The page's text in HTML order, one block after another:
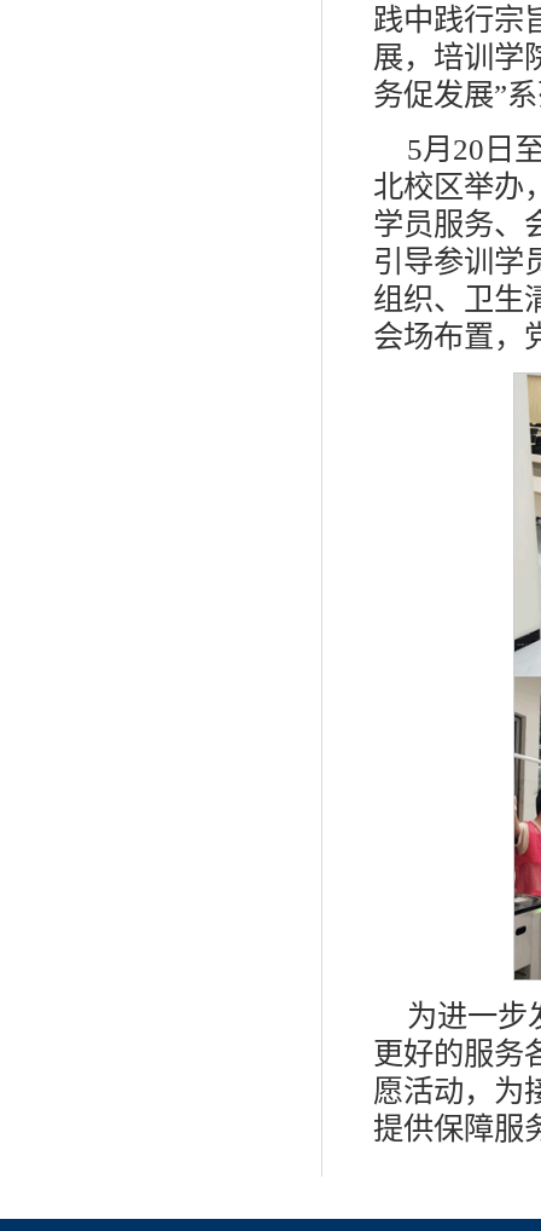
践中践行宗
展，培训学
务促发展”
5月20日
北校区举办
学员服务、
引导参训学
组织、卫生
会场布置，
为进一步
更好的服务
愿活动，为
提供保障服